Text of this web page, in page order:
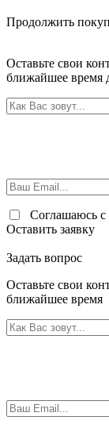
Продолжить
Оставьте свои
ближайшее время
Соглашаюсь с
Оставить заявку
Задать вопрос
Оставьте свои
ближайшее время